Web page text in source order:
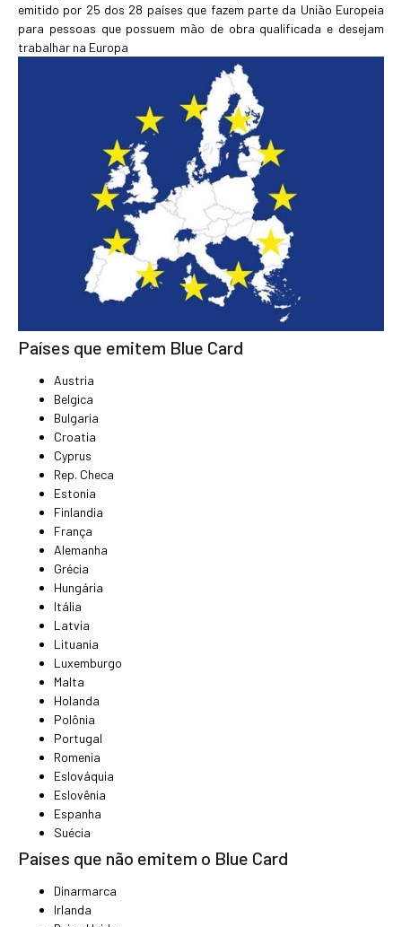
emitido por 25 dos 28 países que fazem parte da União Europeia
para pessoas que possuem mão de obra qualificada e desejam
trabalhar na Europa
Países que emitem Blue Card
Austria
Belgica
Bulgaria
Croatia
Cyprus
Rep. Checa
Estonia
Finlandia
França
Alemanha
Grécia
Hungária
Itália
Latvia
Lituania
Luxemburgo
Malta
Holanda
Polônia
Portugal
Romenia
Eslováquia
Eslovênia
Espanha
Suécia
Países que não emitem o Blue Card
Dinarmarca
Irlanda